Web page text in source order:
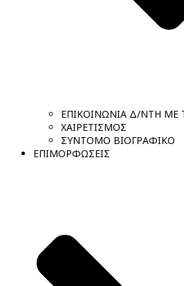
ΕΠΙΚΟΙΝΩΝΙΑ Δ/ΝΤΗ ΜΕ
ΧΑΙΡΕΤΙΣΜΟΣ
ΣΥΝΤΟΜΟ ΒΙΟΓΡΑΦΙΚΟ
ΕΠΙΜΟΡΦΩΣΕΙΣ